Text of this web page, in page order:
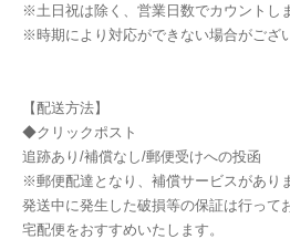
※土日祝は除く、営業日数でカウントし
※時期により対応ができない場合がござ
【配送方法】
◆クリックポスト
追跡あり/補償なし/郵便受けへの投函
※郵便配達となり、補償サービスがあり
発送中に発生した破損等の保証は行って
宅配便をおすすめいたします。